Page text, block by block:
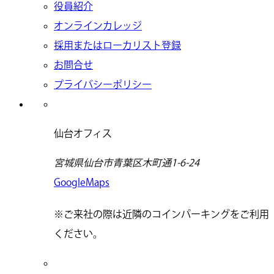
役員紹介
オンラインカレッジ
採用またはローカリスト登録
お問合せ
プライバシーポリシー
仙台オフィス
宮城県仙台市青葉区木町通1-6-24
GoogleMaps
※ご来社の際は近隣のコインパーキングをご利用
ください。